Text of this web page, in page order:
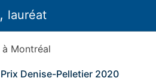
, lauréat
à Montréal
Prix Denise-Pelletier 2020